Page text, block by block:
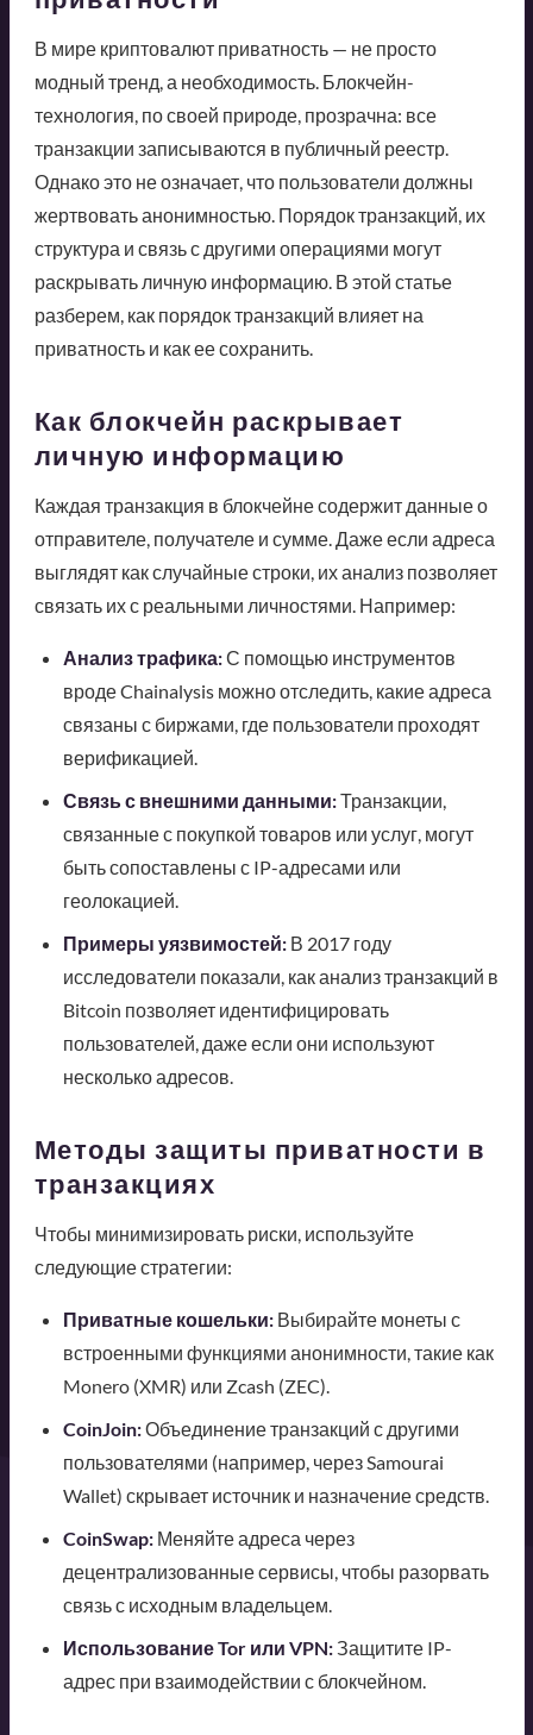
В мире криптовалют приватность — не просто
модный тренд, а необходимость. Блокчейн-
технология, по своей природе, прозрачна: все
транзакции записываются в публичный реестр.
Однако это не означает, что пользователи должны
жертвовать анонимностью. Порядок транзакций, их
структура и связь с другими операциями могут
раскрывать личную информацию. В этой статье
разберем, как порядок транзакций влияет на
приватность и как ее сохранить.
Как блокчейн раскрывает
личную информацию
Каждая транзакция в блокчейне содержит данные о
отправителе, получателе и сумме. Даже если адреса
выглядят как случайные строки, их анализ позволяет
связать их с реальными личностями. Например:
Анализ трафика:С помощью инструментов
вроде Chainalysis можно отследить, какие адреса
связаны с биржами, где пользователи проходят
верификацией.
Связь с внешними данными:Транзакции,
связанные с покупкой товаров или услуг, могут
быть сопоставлены с IP-адресами или
геолокацией.
Примеры уязвимостей:В 2017 году
исследователи показали, как анализ транзакций в
Bitcoin позволяет идентифицировать
пользователей, даже если они используют
несколько адресов.
Методы защиты приватности в
транзакциях
Чтобы минимизировать риски, используйте
следующие стратегии:
Приватные кошельки:Выбирайте монеты с
встроенными функциями анонимности, такие как
Monero (XMR) или Zcash (ZEC).
CoinJoin:Объединение транзакций с другими
пользователями (например, через Samourai
Wallet) скрывает источник и назначение средств.
CoinSwap:Меняйте адреса через
децентрализованные сервисы, чтобы разорвать
связь с исходным владельцем.
Использование Tor или VPN:Защитите IP-
адрес при взаимодействии с блокчейном.